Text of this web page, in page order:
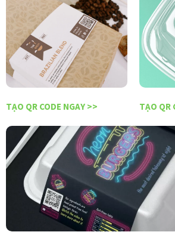
TẠO QR CODE NGAY >> TẠO QR